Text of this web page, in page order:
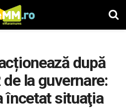
după
la guvernare:
încetat situaţia